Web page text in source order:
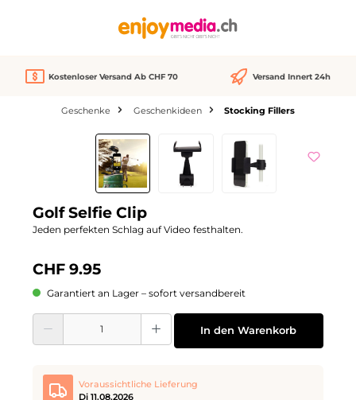
Kostenloser Versand Ab CHF 70 Versand Innert 24h
Geschenke Geschenkideen Stocking Fillers
Bildergalerie überspringen
Golf Selfie Clip
Jeden perfekten Schlag auf Video festhalten.
CHF 9.95
Garantiert an Lager – sofort versandbereit
Produkt Anzahl: Gib den gewünschten Wert ein oder benutze die
In den Warenkorb
Voraussichtliche Lieferung
Di 11.08.2026